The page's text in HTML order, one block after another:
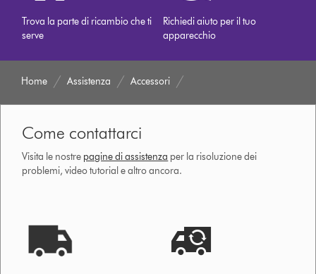
Trova la parte di ricambio che ti
serve
Richiedi aiuto per il tuo
apparecchio
Home Assistenza Accessori
Come contattarci
Visita le nostre pagine di assistenza per la risoluzione dei
problemi, video tutorial e altro ancora.